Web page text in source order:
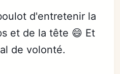
d'entretenir la
et de la tête 😄 Et
de volonté.